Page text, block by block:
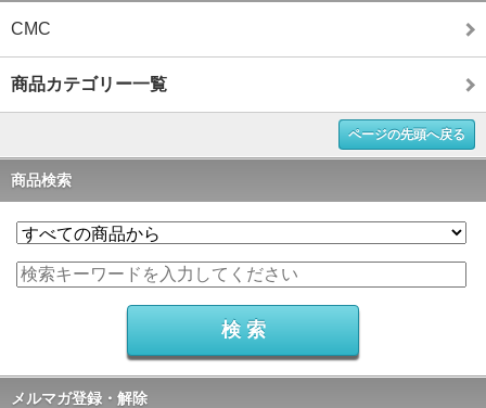
CMC
商品カテゴリー一覧
ページの先頭へ戻る
商品検索
メルマガ登録・解除